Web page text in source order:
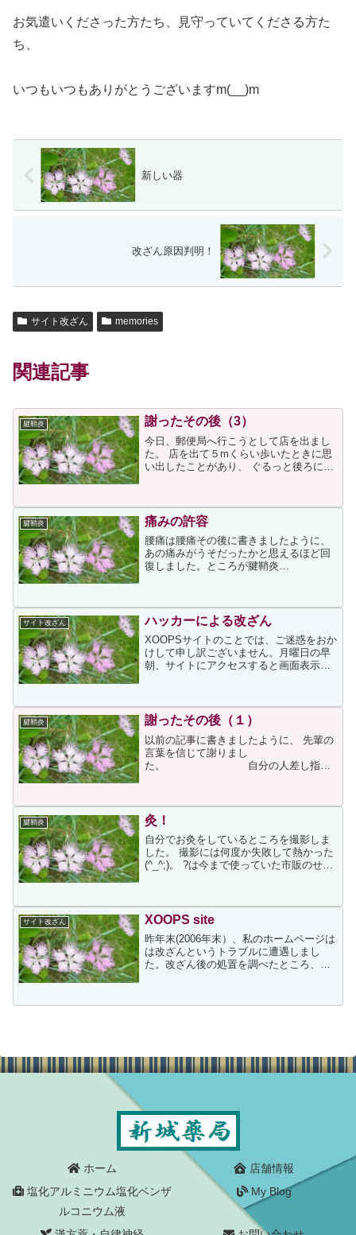
お気遣いくださった方たち、見守っていてくださる方た
ち、
いつもいつもありがとうございますm(__)m
新しい器
改ざん原因判明！
サイト改ざん memories
関連記事
腱鞘炎 謝ったその後（3）
今日、郵便局へ行こうとして店を出まし
た。 店を出て５mくらい歩いたときに思
い出したことがあり、 ぐるっと後ろに引
ぐに止まってくれたので怪我もしません
でしたが、 腱鞘炎...
腱鞘炎 痛みの許容
腰痛は腰痛その後に書きましたように、
あの痛みがうそだったかと思えるほど回
復しました。ところが腱鞘炎
ずつ組んで実技があります。昨日はいつ
も組んでいる福岡の方が大雪のため...
サイト改ざん ハッカーによる改ざん
XOOPSサイトのことでは、ご迷惑をおか
けして申し訳ございません。月曜日の早
朝、サイトにアクセスすると画面表示が
いう現象が生じていました。その時はそ
れほど深刻には思えず...
腱鞘炎 謝ったその後（１）
以前の記事に書きましたように、 先輩の
言葉を信じて謝りまし
た。 自分の人差し指が
やって謝るかもわからず、 仕方が無いの
で気持ち的に謝る方法を選びました...
腱鞘炎 灸！
自分でお灸をしているところを撮影しま
した。 撮影には何度か失敗して熱かった
(^_^;)。 ?は今まで使っていた市販のせん
ませんか？」 鍼灸師の先生 「結婚して
問題かい...
サイト改ざん XOOPS site
昨年末(2006年末）、私のホームページは
は改ざんというトラブルに遭遇しまし
た。改ざん後の処置を調べたところ、
で、それに従ってファイルをすべて削
ホーム
店舗情報
塩化アルミニウム塩化ベンザ
ルコニウム液
My Blog